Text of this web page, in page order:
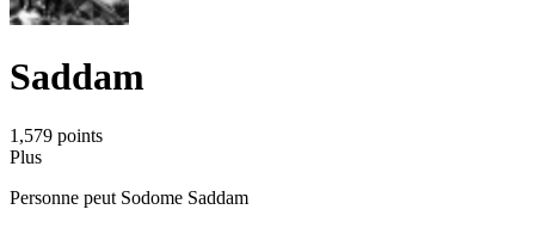
Saddam
1,579 points
Plus
Personne peut Sodome Saddam